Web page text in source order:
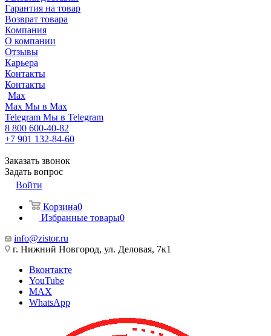
Гарантия на товар
Возврат товара
Компания
О компании
Отзывы
Карьера
Контакты
Контакты
Max
Max Мы в Max
Telegram Мы в Telegram
8 800 600-40-82
+7 901 132-84-60
Заказать звонок
Задать вопрос
Войти
Корзина0
Избранные товары0
info@zistor.ru
г. Нижний Новгород, ул. Деловая, 7к1
Вконтакте
YouTube
MAX
WhatsApp